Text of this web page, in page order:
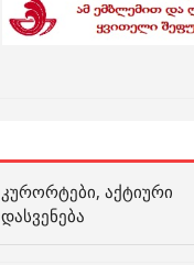
ᲙᲣᲠᲝᲠᲢᲔᲑᲘ, ᲐᲥᲢᲘᲣᲠᲘ
ᲓᲐᲡᲕᲔᲜᲔᲑᲐ